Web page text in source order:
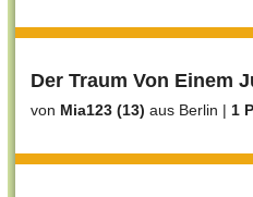
Der Traum Von Einem
von Mia123 (13) aus Berlin | 1